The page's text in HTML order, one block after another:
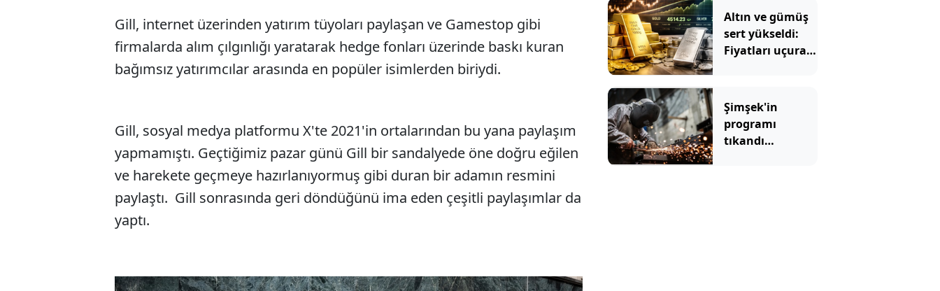
Gill, internet üzerinden yatırım tüyoları paylaşan ve Gamestop gibi
firmalarda alım çılgınlığı yaratarak hedge fonları üzerinde baskı kuran
bağımsız yatırımcılar arasında en popüler isimlerden biriydi.
Gill, sosyal medya platformu X'te 2021'in ortalarından bu yana paylaşım
yapmamıştı. Geçtiğimiz pazar günü Gill bir sandalyede öne doğru eğilen
ve harekete geçmeye hazırlanıyormuş gibi duran bir adamın resmini
paylaştı. Gill sonrasında geri döndüğünü ima eden çeşitli paylaşımlar da
yaptı.
Altın ve gümüş
sert yükseldi:
Fiyatları uçuran
Şimşek'in
programı
tıkandı